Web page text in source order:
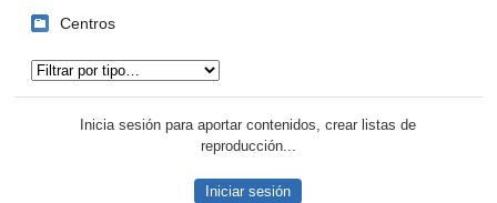
Centros
Inicia sesión para aportar contenidos, crear listas de
reproducción...
Iniciar sesión